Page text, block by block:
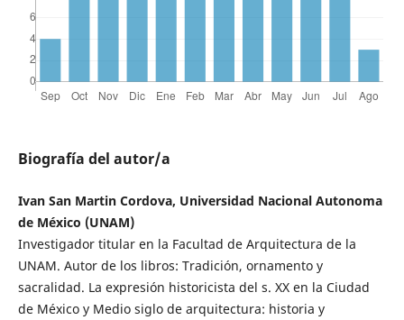
Biografía del autor/a
Ivan San Martin Cordova, Universidad Nacional Autonoma
de México (UNAM)
Investigador titular en la Facultad de Arquitectura de la
UNAM. Autor de los libros: Tradición, ornamento y
sacralidad. La expresión historicista del s. XX en la Ciudad
de México y Medio siglo de arquitectura: historia y